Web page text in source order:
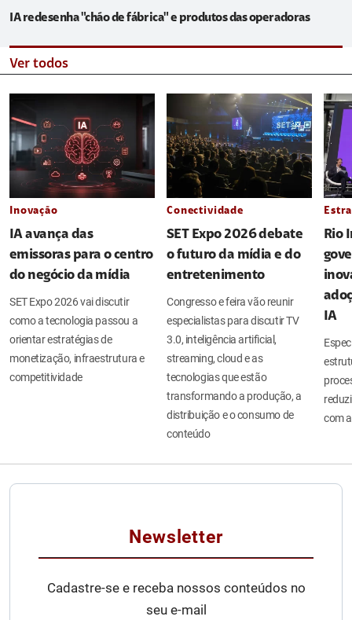
IA redesenha "chão de fábrica" e produtos das operadoras
Ver todos
Inovação
IA avança das
emissoras para o centro
do negócio da mídia
SET Expo 2026 vai discutir
como a tecnologia passou a
orientar estratégias de
monetização, infraestrutura e
competitividade
Conectividade
SET Expo 2026 debate
o futuro da mídia e do
entretenimento
Congresso e feira vão reunir
especialistas para discutir TV
3.0, inteligência artificial,
streaming, cloud e as
tecnologias que estão
transformando a produção, a
distribuição e o consumo de
conteúdo
Rio
IA
com
Newsletter
Cadastre-se e receba nossos conteúdos no
seu e-mail